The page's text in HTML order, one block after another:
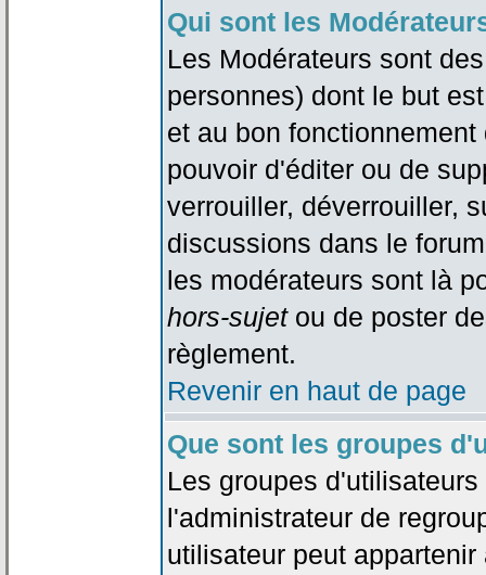
Qui sont les
Les Modérateurs sont
personnes) dont le but
et au bon
pouvoir d'éditer ou de
verrouiller, déverrouiller,
discussions dans le
les modérateurs sont là
hors-sujetou de poster
règlement.
Revenir en haut de page
Que sont les groupes
Les groupes
l'administrateur de
utilisateur peut